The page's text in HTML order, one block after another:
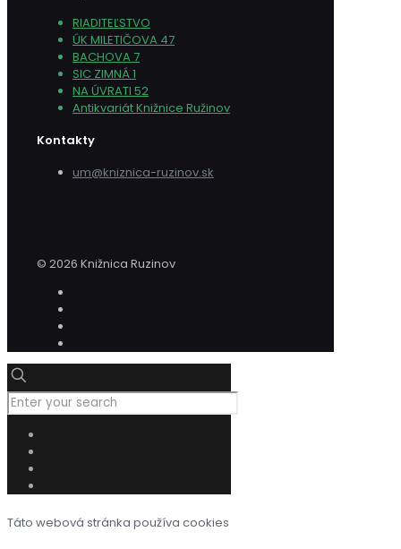
RIADITEĽSTVO
ÚK MILETIČOVA 47
BACHOVA 7
SIC ZIMNÁ 1
NA ÚVRATI 52
Antikvariát Knižnice Ružinov
Kontakty
um@kniznica-ruzinov.sk
© 2026 Knižnica Ruzinov
Táto webová stránka používa cookies